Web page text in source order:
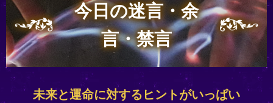
今日の迷言・余
言・禁言
未来と運命に対するヒントがいっぱい